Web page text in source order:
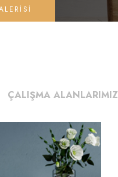
ÇALIŞMA ALANLARIMIZ